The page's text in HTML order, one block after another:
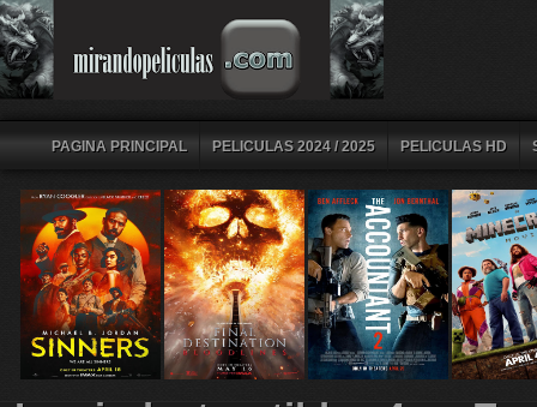
PAGINA PRINCIPAL PELICULAS 2024 / 2025 PELICULAS HD